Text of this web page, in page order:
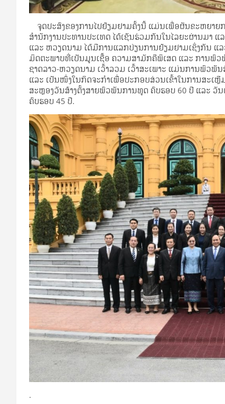
ຈຸດປະສົງຂອງການໄປຢ້ຽມຢາມຄັ້ງນີ້ ແມ່ນເພື່ອຜັນຂະຫຍາຍ
ສຳນັກງານປະທານປະເທດ ໄດ້ເຊັນຮ່ວມກັນໃນໄລຍະຜ່ານມາ
ແລະ ຫວຽດນາມ ໄດ້ມີການແລກປ່ຽນການຢ້ຽມຢາມເຊິ່ງກັນ
ມິດຕະພາບທີ່ເປັນມູນເຊື້ອ ຄວາມສາມັກຄີພິເສດ ແລະ ການພົ
ຊາດລາວ-ຫວຽດນາມ ເວົ້າລວມ ເວົ້າສະເພາະ ແມ່ນການພົວ
ແລະ ເປັນໜຶ່ງໃນກິດຈະກໍາເພື່ອປະກອບສ່ວນເຂົ້າໃນການສະເ
ສະຫຼອງວັນສ້າງຕັ້ງສາຍພົວພັນການທູດ ຄົບຮອບ 60 ປີ ແລະ
ຄົບຮອບ 45 ປີ.
.